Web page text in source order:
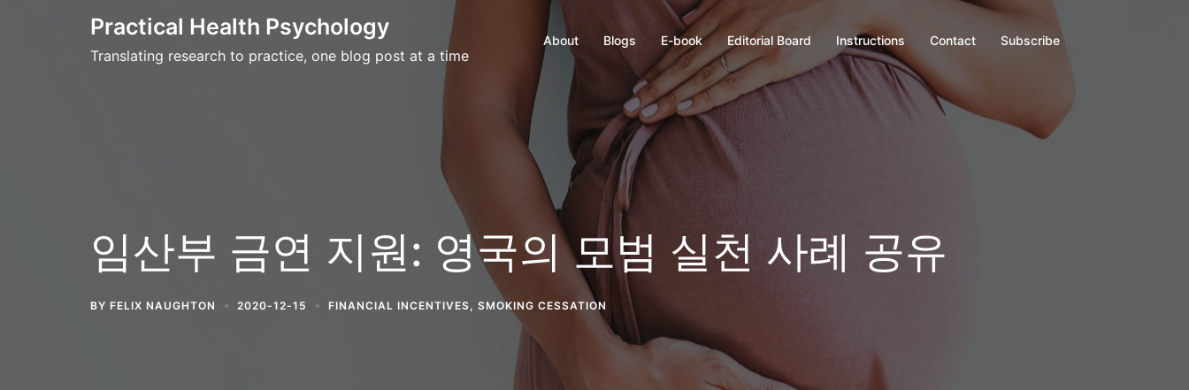
Practical Health Psychology
Translating research to practice, one blog post at a time
About Blogs E-book Editorial Board Instructions Contact Subscribe
임산부 금연 지원: 영국의 모범 실천 사례 공유
BY FELIX NAUGHTON 2020-12-15 FINANCIAL INCENTIVES, SMOKING CESSATION